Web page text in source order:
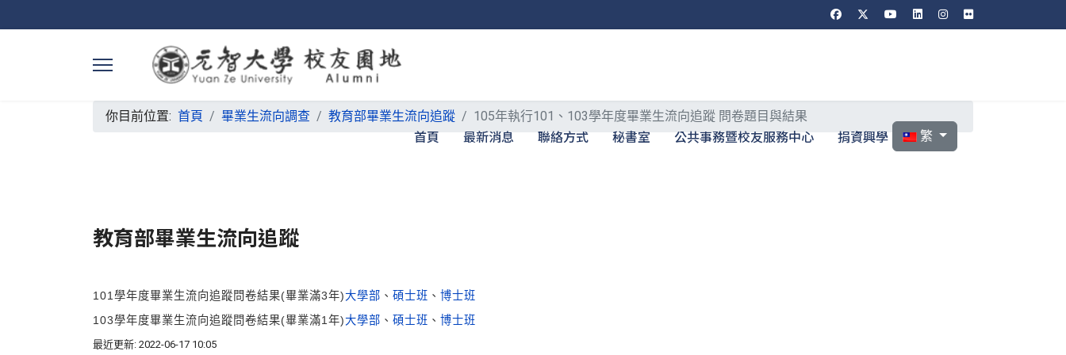
首頁 最新消息 聯絡方式 秘書室 公共事務暨校友服務中心 捐資興學 選擇你的語言
繁
你目前位置: 首頁 畢業生流向調查 教育部畢業生流向追蹤 105年執行101、103學年度畢業生流向追蹤 問卷題目與結果
教育部畢業生流向追蹤
101學年度畢業生流向追蹤問卷結果(畢業滿3年)大學部 、 碩士班 、 博士班
103學年度畢業生流向追蹤問卷結果(畢業滿1年)大學部 、 碩士班 、 博士班
最近更新: 2022-06-17 10:05